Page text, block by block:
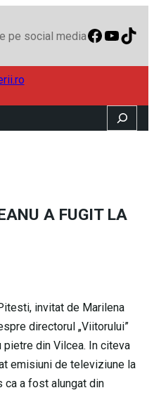
pe social media
Search
A FUGIT LA
invitat de Marilena
directorul „Viitorului”
din Vilcea. In citeva
emisiuni de televiziune la
a fost alungat din